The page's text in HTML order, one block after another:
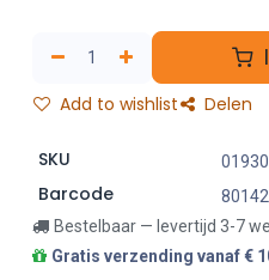
Add to wishlist Delen
SKU
Barcode
Bestelbaar — levertijd 3-7
Gratis verzending vanaf €